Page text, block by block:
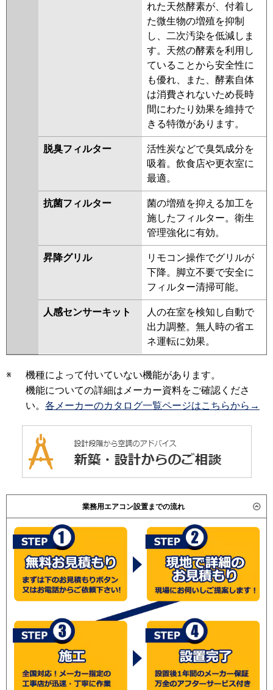
れた天然酵素が、付着し
た微生物の増殖を抑制
し、二次汚染を低減しま
す。天然の酵素を利用し
ていることから安全性に
も優れ、また、酵素自体
は消費されないため長時
間にわたり効果を維持で
きる特徴があります。
脱臭フィルター
活性炭などで臭気成分を
吸着。飲食店や更衣室に
最適。
抗菌フィルター
菌の増殖を抑える加工を
施したフィルター。衛生
管理強化に有効。
昇降グリル
リモコン操作でグリルが
下降。脚立不要で安全に
フィルター清掃可能。
人感センサーキット
人の在室を検知し自動で
出力調整。無人時の省エ
ネ運転に効果。
※
機種によって付いていない機能があります。
機能についての詳細はメーカー資料をご確認くださ
い。 各メーカーのカタログ一覧ページはこちらから→
業務用エアコン設置までの流れ